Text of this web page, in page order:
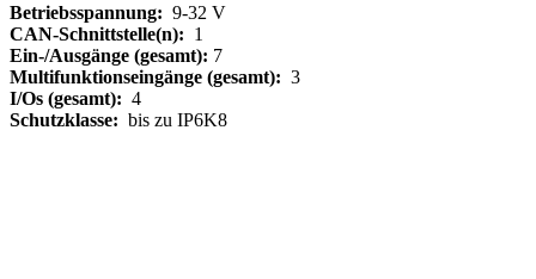
Betriebsspannung: 9-32 V
CAN-Schnittstelle(n): 1
Ein-/Ausgänge (gesamt): 7
Multifunktionseingänge (gesamt): 3
I/Os (gesamt): 4
Schutzklasse: bis zu IP6K8